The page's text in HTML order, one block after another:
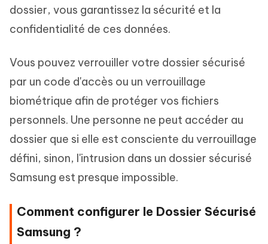
dossier, vous garantissez la sécurité et la
confidentialité de ces données.
Vous pouvez verrouiller votre dossier sécurisé
par un code d'accès ou un verrouillage
biométrique afin de protéger vos fichiers
personnels. Une personne ne peut accéder au
dossier que si elle est consciente du verrouillage
défini, sinon, l'intrusion dans un dossier sécurisé
Samsung est presque impossible.
Comment configurer le Dossier Sécurisé
Samsung ?